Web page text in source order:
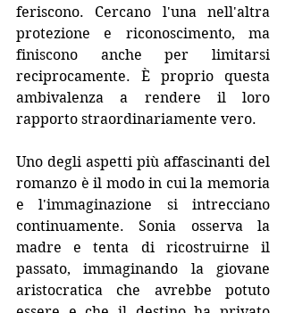
feriscono. Cercano l'una nell'altra
protezione e riconoscimento, ma
finiscono anche per limitarsi
reciprocamente. È proprio questa
ambivalenza a rendere il loro
rapporto straordinariamente vero.
Uno degli aspetti più affascinanti del
romanzo è il modo in cui la memoria
e l'immaginazione si intrecciano
continuamente. Sonia osserva la
madre e tenta di ricostruirne il
passato, immaginando la giovane
aristocratica che avrebbe potuto